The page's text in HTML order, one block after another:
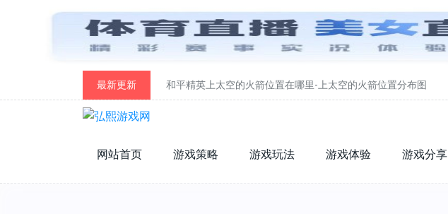
最新更新 和平精英上太空的火箭位置在哪里-上太空的火箭位置分布图
网站首页 游戏策略 游戏玩法 游戏体验 游戏分享